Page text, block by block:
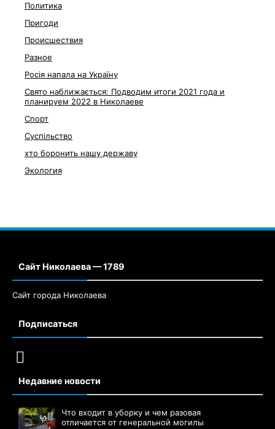
Политика
Пригоди
Происшествия
Разное
Росія напала на Україну
Свято наближається: Подводим итоги 2021 года и
планируем 2022 в Николаеве
Спорт
Суспільство
хто боронить нашу державу
Экология
Сайт Николаева — 1789
Сайт города Николаева
Подписаться
Недавние новости
Что входит в уборку и чем разовая
отличается от генеральной могилы